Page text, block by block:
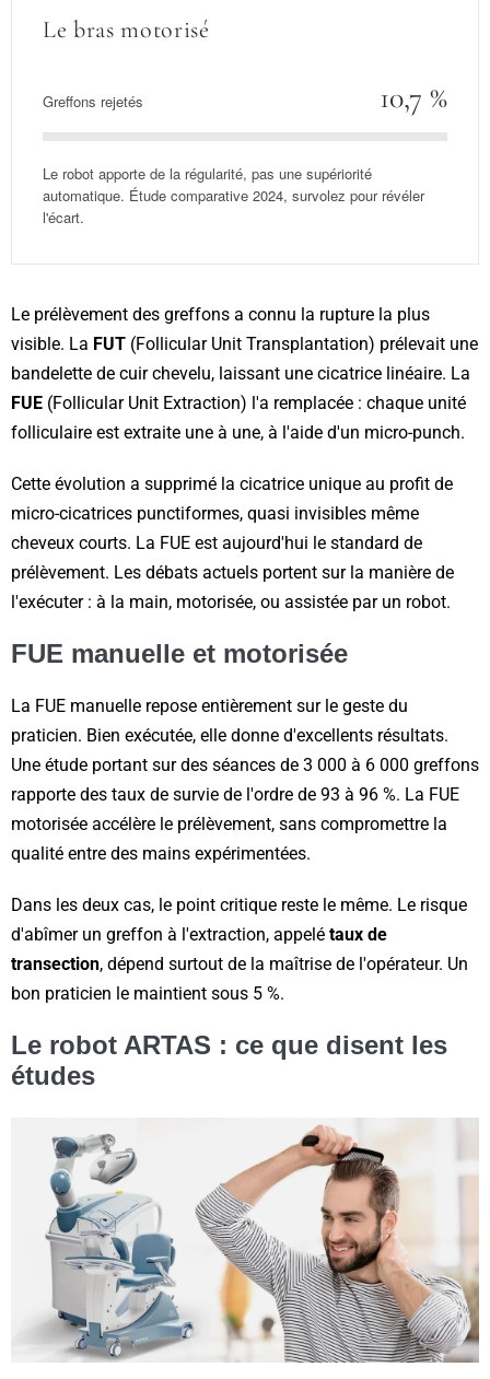
Le bras motorisé
Greffons rejetés 10,7 %
Le robot apporte de la régularité, pas une supériorité
automatique. Étude comparative 2024, survolez pour révéler
l'écart.
Le prélèvement des greffons a connu la rupture la plus
visible. La FUT (Follicular Unit Transplantation) prélevait une
bandelette de cuir chevelu, laissant une cicatrice linéaire. La
FUE (Follicular Unit Extraction) l'a remplacée : chaque unité
folliculaire est extraite une à une, à l'aide d'un micro-punch.
Cette évolution a supprimé la cicatrice unique au profit de
micro-cicatrices punctiformes, quasi invisibles même
cheveux courts. La FUE est aujourd'hui le standard de
prélèvement. Les débats actuels portent sur la manière de
l'exécuter : à la main, motorisée, ou assistée par un robot.
FUE manuelle et motorisée
La FUE manuelle repose entièrement sur le geste du
praticien. Bien exécutée, elle donne d'excellents résultats.
Une étude portant sur des séances de 3 000 à 6 000 greffons
rapporte des taux de survie de l'ordre de 93 à 96 %. La FUE
motorisée accélère le prélèvement, sans compromettre la
qualité entre des mains expérimentées.
Dans les deux cas, le point critique reste le même. Le risque
d'abîmer un greffon à l'extraction, appelé taux de
transection, dépend surtout de la maîtrise de l'opérateur. Un
bon praticien le maintient sous 5 %.
Le robot ARTAS : ce que disent les
études